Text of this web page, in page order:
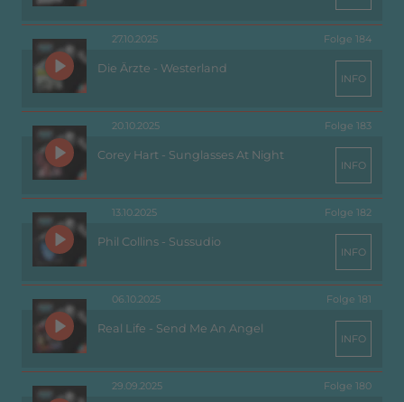
27.10.2025 Folge 184
Die Ärzte - Westerland
INFO
20.10.2025 Folge 183
Corey Hart - Sunglasses At Night
INFO
13.10.2025 Folge 182
Phil Collins - Sussudio
INFO
06.10.2025 Folge 181
Real Life - Send Me An Angel
INFO
29.09.2025 Folge 180